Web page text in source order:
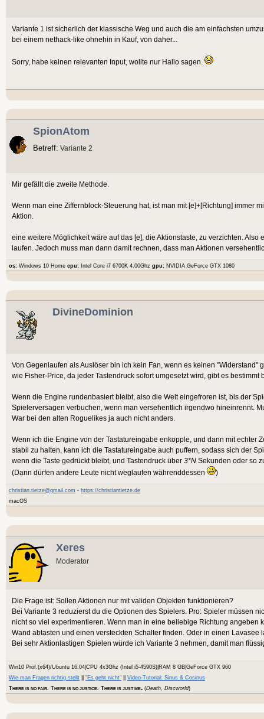
Variante 1 ist sicherlich der klassische Weg und auch die am einfachsten
bei einem nethack-like ohnehin in Kauf, von daher...
Sorry, habe keinen relevanten Input, wollte nur Hallo sagen.
SpionAtom
Betreff: Variante 2
Mir gefällt die zweite Methode.
Wenn man eine Ziffernblock-Steuerung hat, ist man mit [e]+[Richtung] immer
Aktion.
eine weitere Möglichkeit wäre auf das [e], die Aktionstaste, zu verzichten.
laufen. Jedoch muss man dann damit rechnen, dass man Aktionen
os: Windows 10 Home cpu: Intel Core i7 6700K 4.00Ghz gpu: NVIDIA GeForce GTX 1080
DivineDominion
Von Gegenlaufen als Auslöser bin ich kein Fan, wenn es keinen "Widerstand"
wie Fisher-Price, da jeder Tastendruck sofort umgesetzt wird, gibt es bestimmt
Wenn die Engine rundenbasiert bleibt, also die Welt eingefroren ist, bis der
Spielerversagen verbuchen, wenn man versehentlich irgendwo hineinrennt.
War bei den alten Roguelikes ja auch nicht anders.
Wenn ich die Engine von der Tastatureingabe enkopple, und dann mit echter
stabil zu halten, kann ich die Tastatureingabe auch puffern, sodass sich der
wenn die Taste gedrückt bleibt, und Tastendruck über 3*N Sekunden oder so
(Dann dürfen andere Leute nicht weglaufen währenddessen
)
christian.tietze@gmail.com - https://christiantietze.de
macOS
Xeres
Moderator
Die Frage ist: Sollen Aktionen nur mit validen Objekten funktionieren?
Bei Variante 3 reduzierst du die Optionen des Spielers. Pro: Spieler müssen
nicht so viel experimentieren. Wenn man in eine beliebige Richtung angeben
Wand abtasten und einen versteckten Schalter finden. Oder in einen Lavasee
Bei sehr Aktionlastigen Spielen würde ich Variante 3 nehmen, damit man
Win10 Prof.(x64)/Ubuntu 16.04|CPU 4x3Ghz (Intel i5-4590S)|RAM 8 GB|GeForce GTX 960
Wie man Fragen richtig stellt
"Es geht nicht"
Video-Tutorial: Sinus & Cosinus
THERE IS NO FAIR . THERE IS NO JUSTICE . THERE IS JUST ME (Death, Discworld)